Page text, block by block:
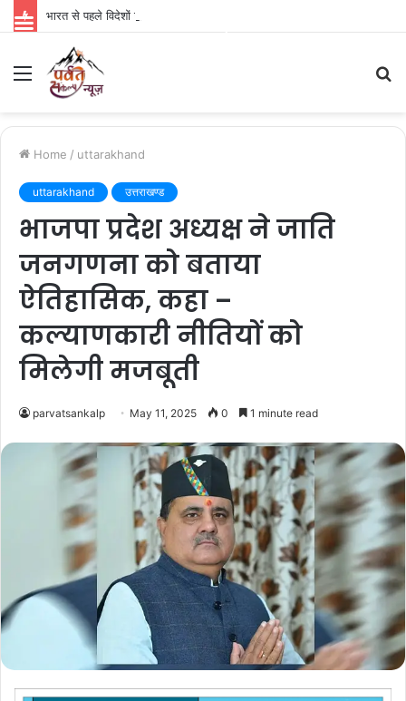
Menu
Home / uttarakhand
uttarakhand उत्तराखण्ड
भाजपा प्रदेश अध्यक्ष ने जाति
जनगणना को बताया
ऐतिहासिक, कहा –
कल्याणकारी नीतियों को
मिलेगी मजबूती
parvatsankalp May 11, 2025 0 1 minute read
Parvat Sankalp News